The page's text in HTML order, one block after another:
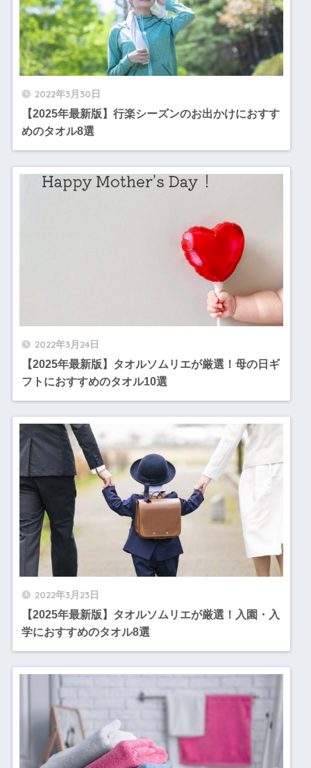
2022年3月30日
【2025年最新版】行楽シーズンのお出かけにおすす
めのタオル8選
2022年3月24日
【2025年最新版】タオルソムリエが厳選！母の日ギ
フトにおすすめのタオル10選
2022年3月23日
【2025年最新版】タオルソムリエが厳選！入園・入
学におすすめのタオル8選